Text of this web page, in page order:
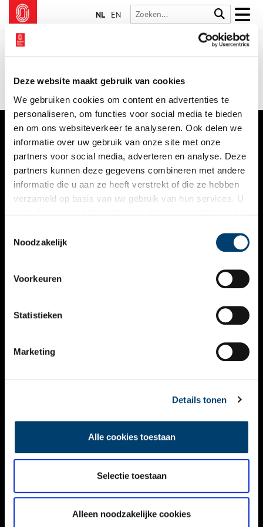
Deze website maakt gebruik van cookies
We gebruiken cookies om content en advertenties te
personaliseren, om functies voor social media te bieden
en om ons websiteverkeer te analyseren. Ook delen we
informatie over uw gebruik van onze site met onze
partners voor social media, adverteren en analyse. Deze
partners kunnen deze gegevens combineren met andere
informatie die u aan ze heeft verstrekt of die ze hebben
verzameld op basis van uw gebruik van hun services. U
Noodzakelijk
Voorkeuren
Statistieken
Marketing
Details tonen
Alle cookies toestaan
Selectie toestaan
Alleen noodzakelijke cookies
NL EN
VERHALEN
NIEUWS
KALENDER
ACTIVITEITEN
NIEUWSBRIEF
DISCLAIMER
TOEGANKELIJKHEID
Volg ONH op social media